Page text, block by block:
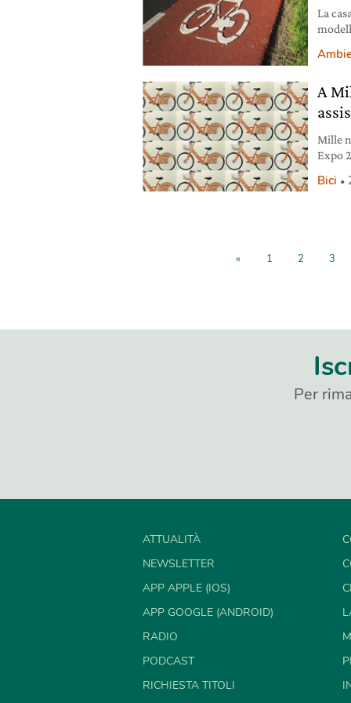
La
A
Mille
Expo
Bici
« 1 2 3
Per
ATTUALITÀ
NEWSLETTER
APP APPLE (IOS)
APP GOOGLE (ANDROID)
RADIO
PODCAST
RICHIESTA TITOLI